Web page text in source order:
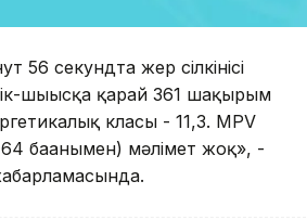
56 секундта жер сілкінісі
шығысқа қарай 361 шақырым
класы - 11,3. MPV
бағанымен) мәлімет жоқ», -